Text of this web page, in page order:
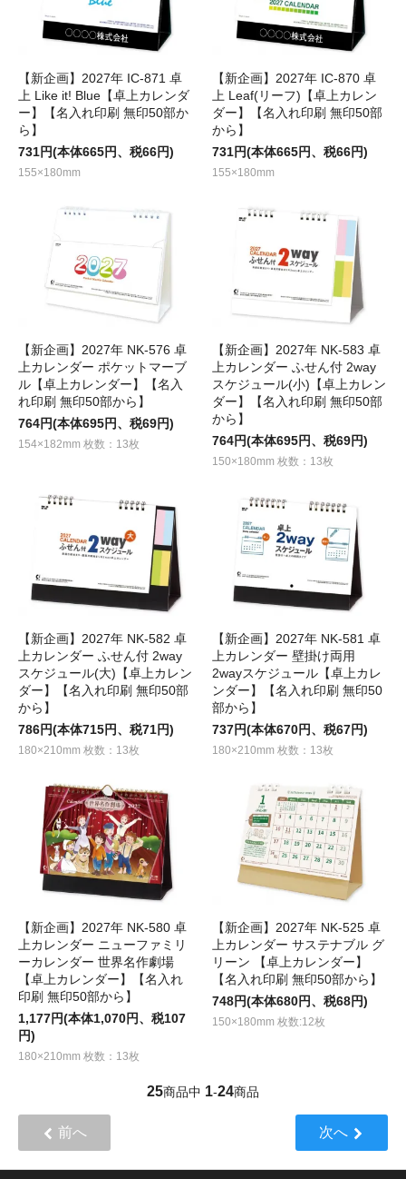
【新企画】2027年 IC-871 卓
上 Like it! Blue【卓上カレンダ
ー】【名入れ印刷 無印50部か
ら】
731円(本体665円、税66円)
155×180mm
【新企画】2027年 IC-870 卓
上 Leaf(リーフ)【卓上カレン
ダー】【名入れ印刷 無印50部
から】
731円(本体665円、税66円)
155×180mm
【新企画】2027年 NK-576 卓
上カレンダー ポケットマーブ
ル【卓上カレンダー】【名入
れ印刷 無印50部から】
764円(本体695円、税69円)
154×182mm 枚数：13枚
【新企画】2027年 NK-583 卓
上カレンダー ふせん付 2way
スケジュール(小)【卓上カレン
ダー】【名入れ印刷 無印50部
から】
764円(本体695円、税69円)
150×180mm 枚数：13枚
【新企画】2027年 NK-582 卓
上カレンダー ふせん付 2way
スケジュール(大)【卓上カレン
ダー】【名入れ印刷 無印50部
から】
786円(本体715円、税71円)
180×210mm 枚数：13枚
【新企画】2027年 NK-581 卓
上カレンダー 壁掛け両用
2wayスケジュール【卓上カレ
ンダー】【名入れ印刷 無印50
部から】
737円(本体670円、税67円)
180×210mm 枚数：13枚
【新企画】2027年 NK-580 卓
上カレンダー ニューファミリ
ーカレンダー 世界名作劇場
【卓上カレンダー】【名入れ
印刷 無印50部から】
1,177円(本体1,070円、税107
円)
180×210mm 枚数：13枚
【新企画】2027年 NK-525 卓
上カレンダー サステナブル グ
リーン 【卓上カレンダー】
【名入れ印刷 無印50部から】
748円(本体680円、税68円)
150×180mm 枚数:12枚
25商品中 1-24商品
前へ 次へ